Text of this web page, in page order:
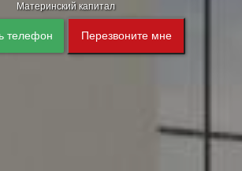
Материнский капитал
телефон Перезвоните мне